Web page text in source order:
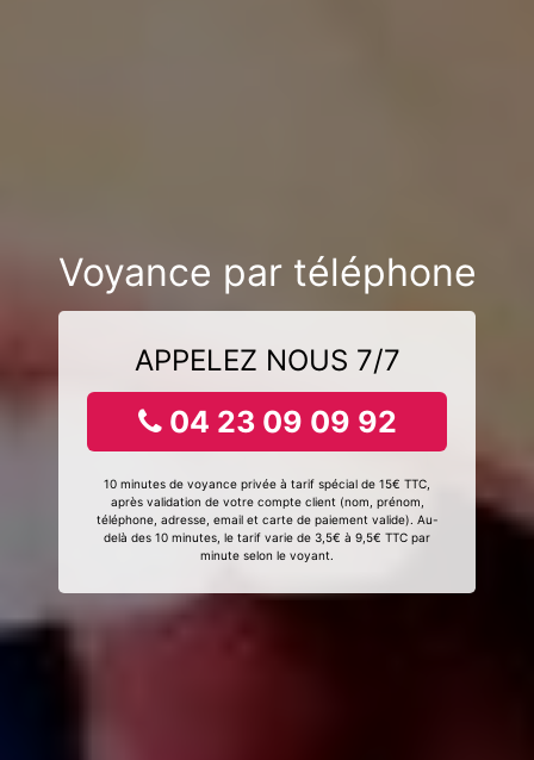
Voyance par téléphone
APPELEZ NOUS 7/7
04 23 09 09 92
10 minutes de voyance privée à tarif spécial de 15€ TTC,
après validation de votre compte client (nom, prénom,
téléphone, adresse, email et carte de paiement valide). Au-
delà des 10 minutes, le tarif varie de 3,5€ à 9,5€ TTC par
minute selon le voyant.